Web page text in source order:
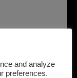
and analyze
preferences.